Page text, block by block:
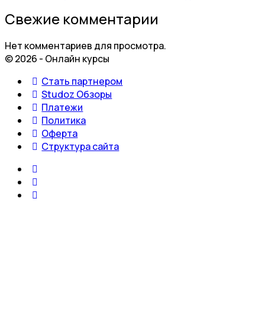
Свежие комментарии
Нет комментариев для просмотра.
© 2026 - Онлайн курсы
Стать партнером
Studoz Обзоры
Платежи
Политика
Оферта
Структура сайта